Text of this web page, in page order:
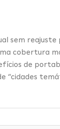
sem reajuste
cobertura
de
“cidades